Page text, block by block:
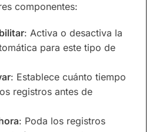
componentes:
: Activa o desactiva la
para este tipo de
: Establece cuánto tiempo
registros antes de
: Poda los registros